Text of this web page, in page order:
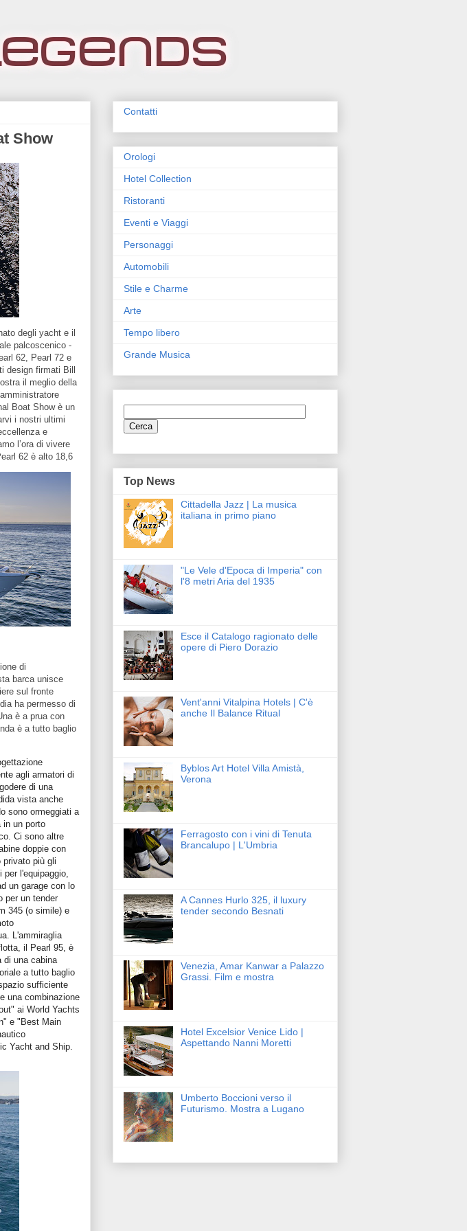
Show
degli yacht e il
palcoscenico -
62, Pearl 72 e
design firmati Bill
il meglio della
Boat Show è un
i nostri ultimi
e
l’ora di vivere
62 è alto 18,6
di
barca unisce
sul fronte
ha permesso di
è a prua con
è a tutto baglio
agli armatori di
di una
vista anche
sono ormeggiati a
in un porto
Ci sono altre
doppie con
privato più gli
per l'equipaggio,
un garage con lo
per un tender
345 (o simile) e
L'ammiraglia
il Pearl 95, è
di una cabina
a tutto baglio
sufficiente
una combinazione
ai World Yachts
e "Best Main
Yacht and Ship.
Contatti
Orologi
Hotel Collection
Ristoranti
Eventi e Viaggi
Personaggi
Automobili
Stile e Charme
Arte
Tempo libero
Grande Musica
Top News
Cittadella Jazz | La musica
italiana in primo piano
"Le Vele d'Epoca di Imperia" con
l'8 metri Aria del 1935
Esce il Catalogo ragionato delle
opere di Piero Dorazio
Vent'anni Vitalpina Hotels | C'è
anche Il Balance Ritual
Byblos Art Hotel Villa Amistà,
Verona
Ferragosto con i vini di Tenuta
Brancalupo | L'Umbria
A Cannes Hurlo 325, il luxury
tender secondo Besnati
Venezia, Amar Kanwar a Palazzo
Grassi. Film e mostra
Hotel Excelsior Venice Lido |
Aspettando Nanni Moretti
Umberto Boccioni verso il
Futurismo. Mostra a Lugano